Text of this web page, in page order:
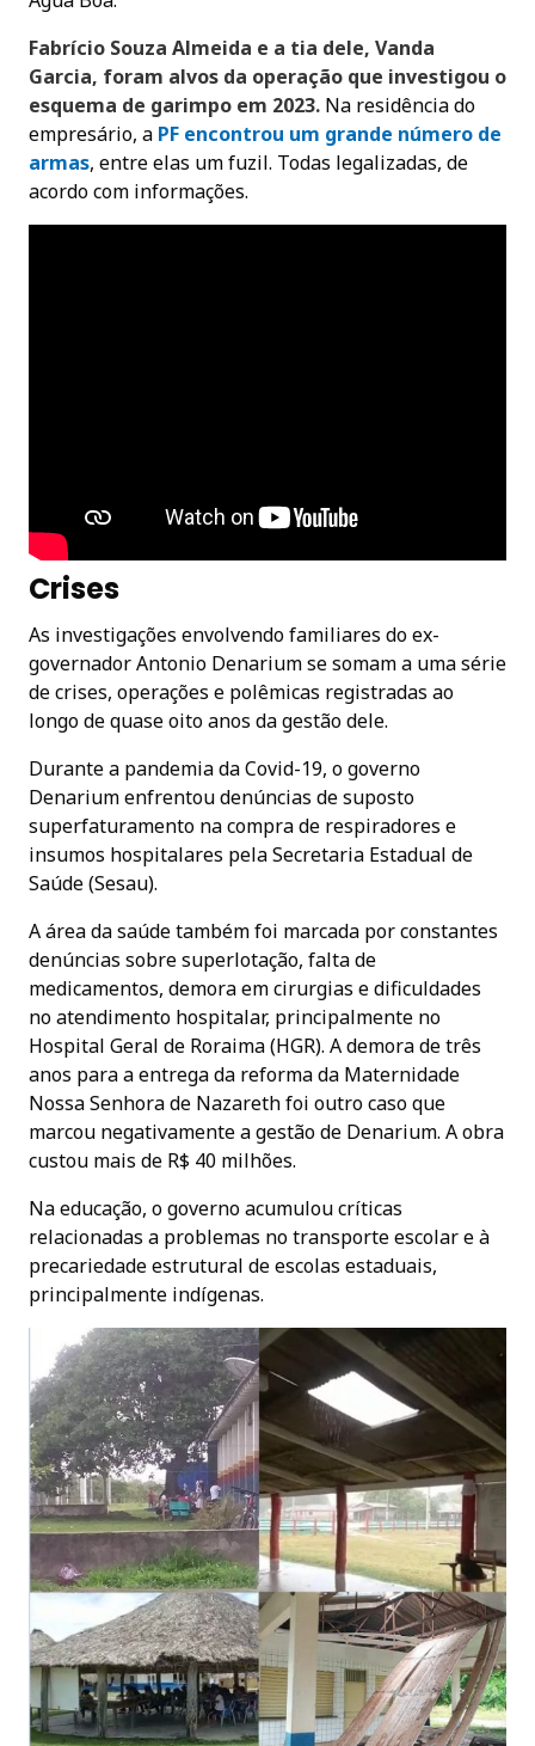
Fabrício Souza Almeida e a tia dele, Vanda
Garcia, foram alvos da operação que investigou o
esquema de garimpo em 2023. Na residência do
empresário, a PF encontrou um grande número de
armas, entre elas um fuzil. Todas legalizadas, de
acordo com informações.
Crises
As investigações envolvendo familiares do ex-
governador Antonio Denarium se somam a uma série
de crises, operações e polêmicas registradas ao
longo de quase oito anos da gestão dele.
Durante a pandemia da Covid-19, o governo
Denarium enfrentou denúncias de suposto
superfaturamento na compra de respiradores e
insumos hospitalares pela Secretaria Estadual de
Saúde (Sesau).
A área da saúde também foi marcada por constantes
denúncias sobre superlotação, falta de
medicamentos, demora em cirurgias e dificuldades
no atendimento hospitalar, principalmente no
Hospital Geral de Roraima (HGR). A demora de três
anos para a entrega da reforma da Maternidade
Nossa Senhora de Nazareth foi outro caso que
marcou negativamente a gestão de Denarium. A obra
custou mais de R$ 40 milhões.
Na educação, o governo acumulou críticas
relacionadas a problemas no transporte escolar e à
precariedade estrutural de escolas estaduais,
principalmente indígenas.